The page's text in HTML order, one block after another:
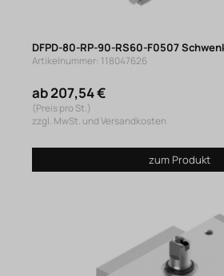
DFPD-80-RP-90-RS60-F0507
Artikelnummer: 118047626
ab 207,54 €
(Preis pro St.)
zzgl. MwSt. und Versandkosten
zum Produkt